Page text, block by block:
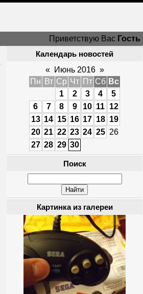
Приветствую Вас Гость
Календарь новостей
« Июнь 2016 »
Пн
Вт Ср Чт Пт Сб Вс
1
2 3 4
5
6
7 8 9 10 11 12
13 14 15 16 17 18 19
20 21 22 23 24 25 26
27 28 29 30
Поиск
Картинка из галереи